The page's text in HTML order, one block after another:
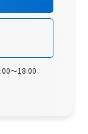
～18:00